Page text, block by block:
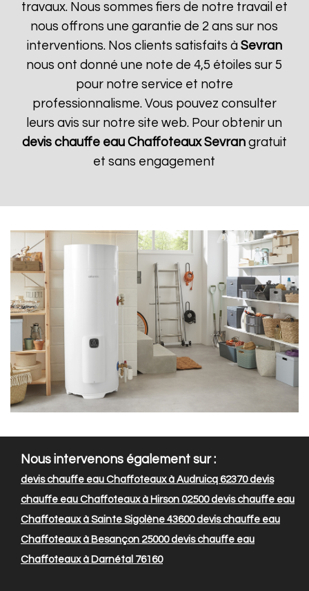
travaux. Nous sommes fiers de notre travail et
nous offrons une garantie de 2 ans sur nos
interventions. Nos clients satisfaits à Sevran
nous ont donné une note de 4,5 étoiles sur 5
pour notre service et notre
professionnalisme. Vous pouvez consulter
leurs avis sur notre site web. Pour obtenir un
devis chauffe eau Chaffoteaux Sevrangratuit
et sans engagement
Nous intervenons également sur :
devis chauffe eau Chaffoteaux à Audruicq 62370devis
chauffe eau Chaffoteaux à Hirson 02500devis chauffe eau
Chaffoteaux à Sainte Sigolène 43600devis chauffe eau
Chaffoteaux à Besançon 25000devis chauffe eau
Chaffoteaux à Darnétal 76160